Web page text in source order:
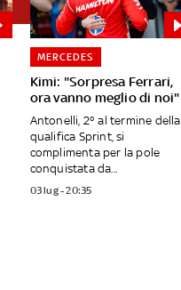
Kimi: "Sorpresa Ferrari,
ora vanno meglio di noi"
MERCEDES
Antonelli, 2° al termine della
qualifica Sprint, si
complimenta per la pole
conquistata da...
03 lug - 20:35